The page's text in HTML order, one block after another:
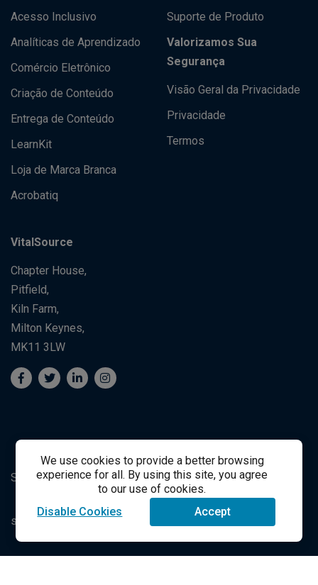
We use cookies to provide a better browsing
experience for all. By using this site, you agree
to our use of cookies.
Disable Cookies
Accept
Acesso Inclusivo
Analíticas de Aprendizado
Comércio Eletrônico
Criação de Conteúdo
Entrega de Conteúdo
LearnKit
Loja de Marca Branca
Acrobatiq
Suporte de Produto
Valorizamos Sua
Segurança
Visão Geral da Privacidade
Privacidade
Termos
VitalSource
Chapter House,
Pitfield,
Kiln Farm,
Milton Keynes,
MK11 3LW
Suporte ao Estudante Student Support
success@vitalsource.com